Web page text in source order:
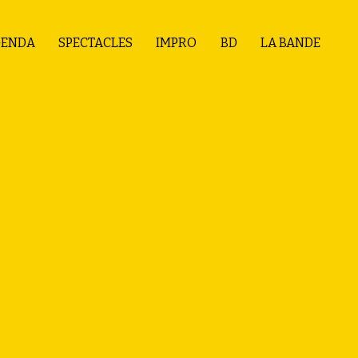
SPECTACLES IMPRO BD LA BANDE